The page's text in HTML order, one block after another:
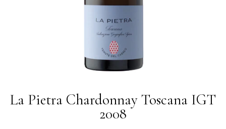
La Pietra Chardonnay Toscana IGT
2008